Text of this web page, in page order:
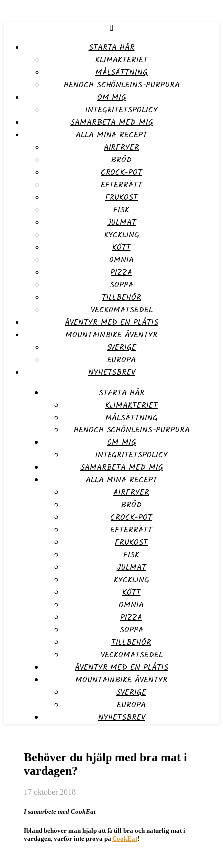
STARTA HÄR
KLIMAKTERIET
MÅLSÄTTNING
HENOCH SCHÖNLEINS-PURPURA
OM MIG
INTEGRITETSPOLICY
SAMARBETA MED MIG
ALLA MINA RECEPT
AIRFRYER
BRÖD
CROCK-POT
EFTERRÄTT
FRUKOST
FISK
JULMAT
KYCKLING
KÖTT
OMNIA
PIZZA
SOPPA
TILLBEHÖR
VECKOMATSEDEL
ÄVENTYR MED EN PLÅTIS
MOUNTAINBIKE ÄVENTYR
SVERIGE
EUROPA
NYHETSBREV
STARTA HÄR
KLIMAKTERIET
MÅLSÄTTNING
HENOCH SCHÖNLEINS-PURPURA
OM MIG
INTEGRITETSPOLICY
SAMARBETA MED MIG
ALLA MINA RECEPT
AIRFRYER
BRÖD
CROCK-POT
EFTERRÄTT
FRUKOST
FISK
JULMAT
KYCKLING
KÖTT
OMNIA
PIZZA
SOPPA
TILLBEHÖR
VECKOMATSEDEL
ÄVENTYR MED EN PLÅTIS
MOUNTAINBIKE ÄVENTYR
SVERIGE
EUROPA
NYHETSBREV
Behöver du hjälp med bra mat i
vardagen?
17 oktober 2018
I samarbete med CookEat
Ibland behöver man hjälp att få till bra och naturlig mat i
vardagen, varför inte prova på CookEat!